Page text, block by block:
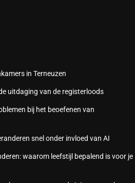
in Terneuzen
uitdaging van de registerloods
bij het beoefenen van
snel onder invloed van AI
waarom leefstijl bepalend is voor je